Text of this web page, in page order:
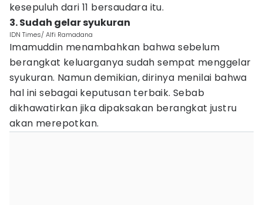
kesepuluh dari 11 bersaudara itu.
3. Sudah gelar syukuran
IDN Times/ Alfi Ramadana
Imamuddin menambahkan bahwa sebelum
berangkat keluarganya sudah sempat menggelar
syukuran. Namun demikian, dirinya menilai bahwa
hal ini sebagai keputusan terbaik. Sebab
dikhawatirkan jika dipaksakan berangkat justru
akan merepotkan.